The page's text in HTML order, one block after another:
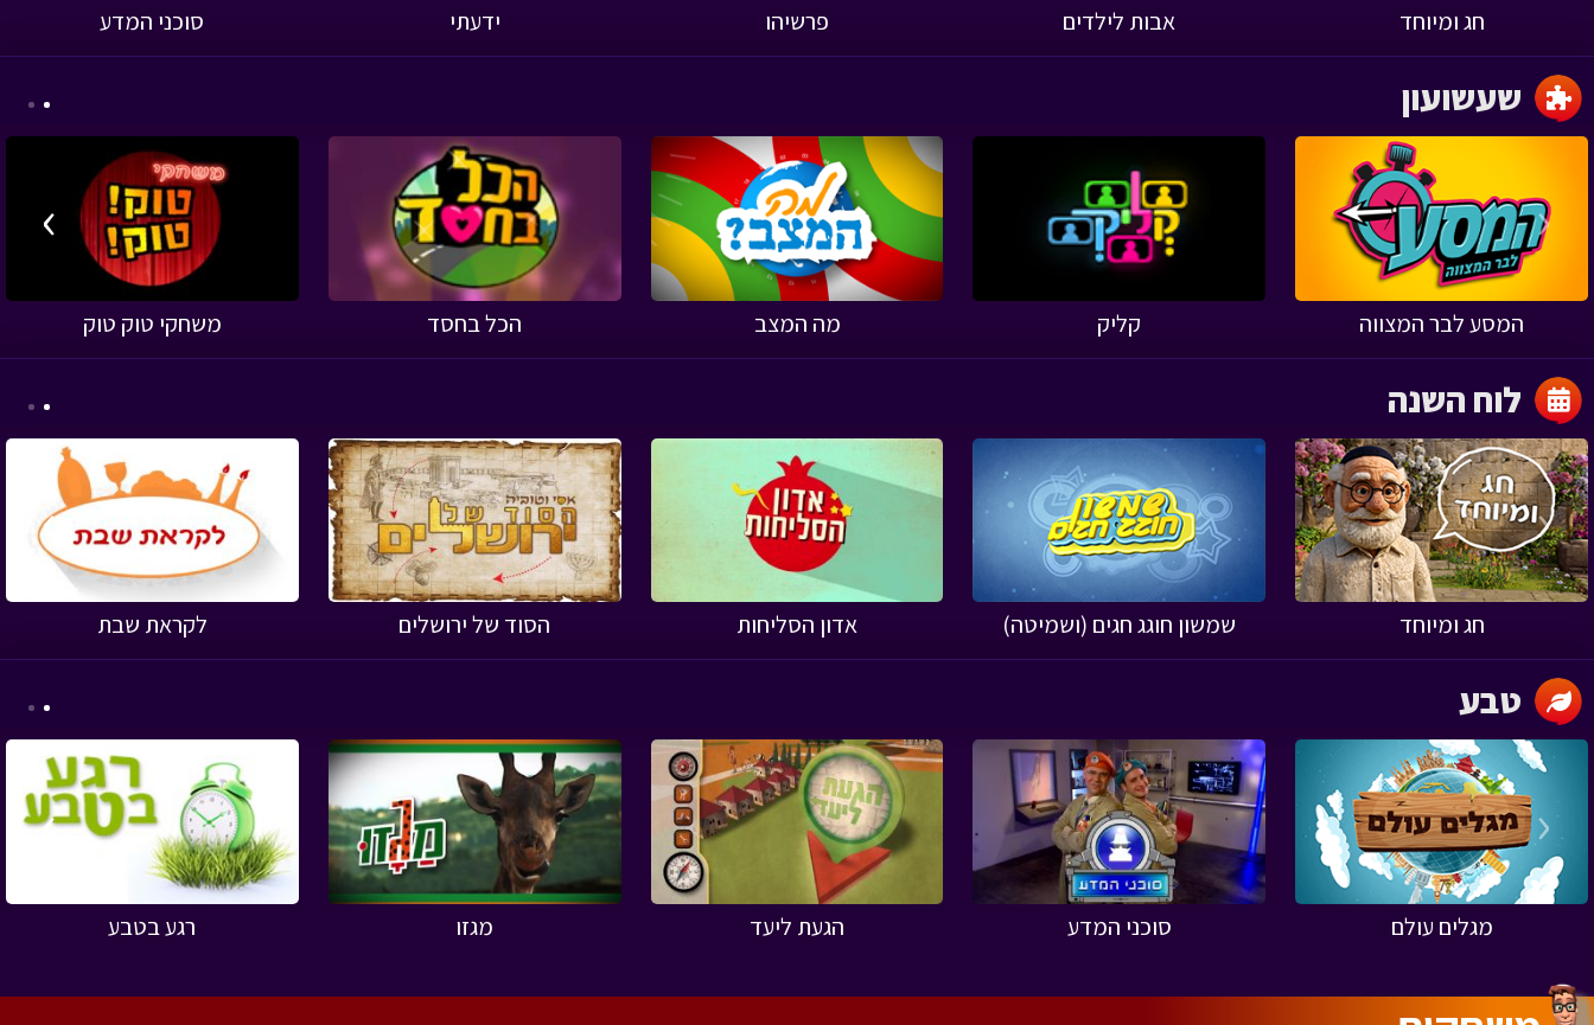
חג ומיוחד אבות לילדים פרשיהו ידעתי סוכני המדע
המסע לבר המצווה קליק מה המצב הכל בחסד משחקי טוק טוק
‹
›
חג ומיוחד שמשון חוגג חגים (ושמיטה) אדון הסליחות הסוד של ירושלים לקראת שבת
‹
›
מגלים עולם סוכני המדע הגעת ליעד מגזו רגע בטבע
‹
›